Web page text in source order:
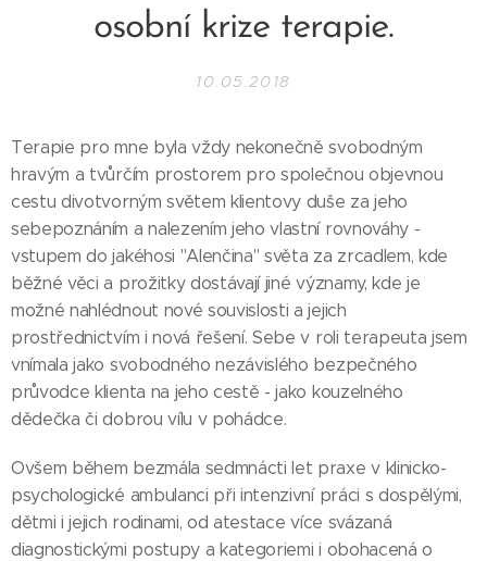
osobní krize terapie.
10.05.2018
Terapie pro mne byla vždy nekonečně svobodným
hravým a tvůrčím prostorem pro společnou objevnou
cestu divotvorným světem klientovy duše za jeho
sebepoznáním a nalezením jeho vlastní rovnováhy -
vstupem do jakéhosi "Alenčina" světa za zrcadlem, kde
běžné věci a prožitky dostávají jiné významy, kde je
možné nahlédnout nové souvislosti a jejich
prostřednictvím i nová řešení. Sebe v roli terapeuta jsem
vnímala jako svobodného nezávislého bezpečného
průvodce klienta na jeho cestě - jako kouzelného
dědečka či dobrou vílu v pohádce.
Ovšem během bezmála sedmnácti let praxe v klinicko-
psychologické ambulanci při intenzivní práci s dospělými,
dětmi i jejich rodinami, od atestace více svázaná
diagnostickými postupy a kategoriemi i obohacená o